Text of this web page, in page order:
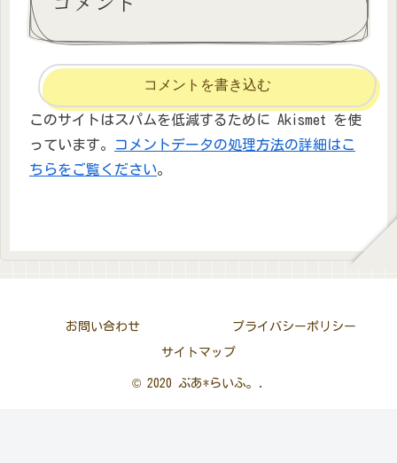
コメントを書き込む
このサイトはスパムを低減するために Akismet を使
っています。
コメントデータの処理方法の詳細はこ
ちらをご覧ください。
お問い合わせ プライバシーポリシー
サイトマップ
© 2020 ぶあ*らいふ。.